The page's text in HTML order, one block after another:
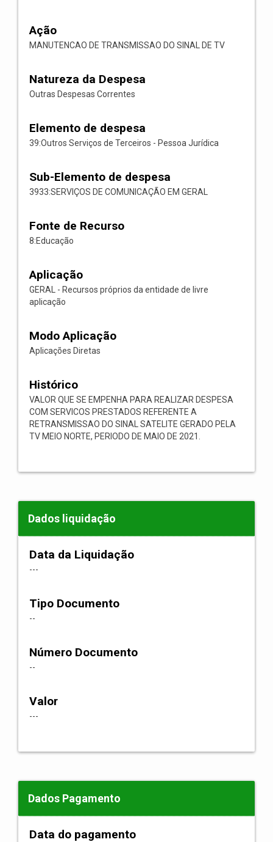
Ação
MANUTENCAO DE TRANSMISSAO DO SINAL DE TV
Natureza da Despesa
Outras Despesas Correntes
Elemento de despesa
39:Outros Serviços de Terceiros - Pessoa Jurídica
Sub-Elemento de despesa
3933:SERVIÇOS DE COMUNICAÇÃO EM GERAL
Fonte de Recurso
8:Educação
Aplicação
GERAL - Recursos próprios da entidade de livre
aplicação
Modo Aplicação
Aplicações Diretas
Histórico
VALOR QUE SE EMPENHA PARA REALIZAR DESPESA
COM SERVICOS PRESTADOS REFERENTE A
RETRANSMISSAO DO SINAL SATELITE GERADO PELA
TV MEIO NORTE, PERIODO DE MAIO DE 2021.
Dados liquidação
Data da Liquidação
---
Tipo Documento
--
Número Documento
--
Valor
---
Dados Pagamento
Data do pagamento